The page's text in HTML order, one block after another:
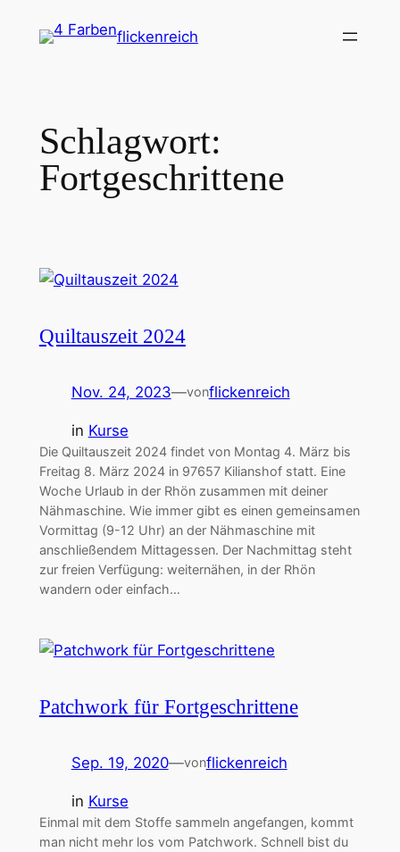
Inhalt
flickenreich
Schlagwort:
Fortgeschrittene
Quiltauszeit 2024
Nov. 24, 2023—vonflickenreich
in Kurse
Die Quiltauszeit 2024 findet von Montag 4. März bis
Freitag 8. März 2024 in 97657 Kilianshof statt. Eine
Woche Urlaub in der Rhön zusammen mit deiner
Nähmaschine. Wie immer gibt es einen gemeinsamen
Vormittag (9-12 Uhr) an der Nähmaschine mit
anschließendem Mittagessen. Der Nachmittag steht
zur freien Verfügung: weiternähen, in der Rhön
wandern oder einfach…
Patchwork für Fortgeschrittene
Sep. 19, 2020—vonflickenreich
in Kurse
Einmal mit dem Stoffe sammeln angefangen, kommt
man nicht mehr los vom Patchwork. Schnell bist du